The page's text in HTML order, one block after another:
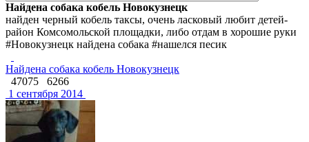
Найдена собака кобель Новокузнецк
найден черный кобель таксы, очень ласковый любит детей-
район Комсомольской площадки, либо отдам в хорошие руки
#Новокузнецк найдена собака #нашелся песик
Найдена собака кобель Новокузнецк
47075
6266
1 сентября 2014